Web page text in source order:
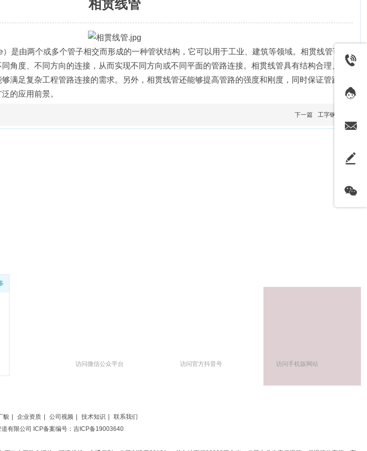
相贯线管
由两个或多个管子相交而形成的一种管状结构，它可以用于工业、建筑等领域。相贯线管可
角度、不同方向的连接，从而实现不同方向或不同平面的管路连接。相贯线管具有结构合理、连
满足复杂工程管路连接的需求。另外，相贯线管还能够提高管路的强度和刚度，同时保证管路连
的应用前景。
下一篇 工字钢弯管
访问手机版网站
访问官方抖音号
访问微信公众平台
貌 企业资质 公司视频 技术知识
联系我们
有限公司
ICP备案编号：吉ICP备19003640